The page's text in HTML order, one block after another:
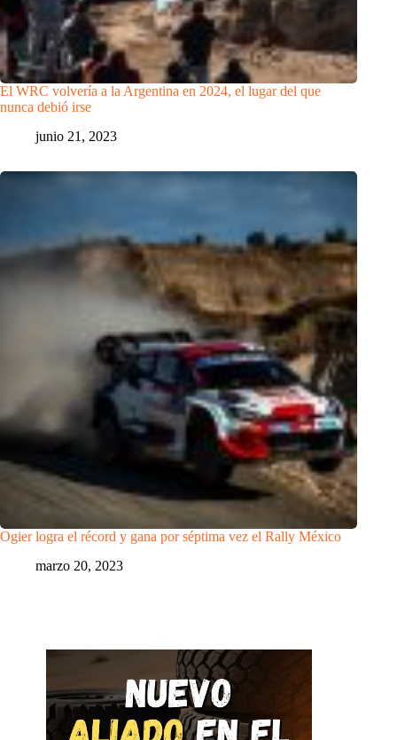
El WRC volvería a la Argentina en 2024, el lugar del que
nunca debió irse
junio 21, 2023
Ogier logra el récord y gana por séptima vez el Rally México
marzo 20, 2023